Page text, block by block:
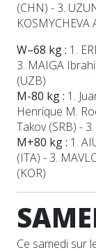
(CHN) - 3.
KOSMYCHEVA
W–68 kg : 1.
3. MAIGA
(UZB)
M-80 kg : 1.
Henrique M.
Takov (SRB) -
M+80 kg : 1.
(ITA) - 3.
(KOR)
Ce samedi sur